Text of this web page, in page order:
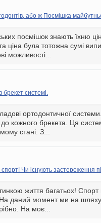
або ж Посмішка
посмішок знають їхню
ціна була тотожна сумі
можливості...
брекет системі.
ортодонтичної
до кожного брекета. Ця
стані. З...
спорт! Чи існують застереження
життя багатьох! Спорт
даний момент ми на шляху
На моє...